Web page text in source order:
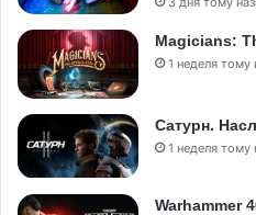
Magicians:
1 неделя тому
Сатурн.
1 неделя тому
Warhammer